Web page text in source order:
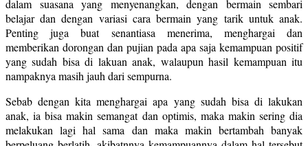
dalam suasana yang menyenangkan, dengan bermain sembari
belajar dan dengan variasi cara bermain yang tarik untuk anak.
Penting juga buat senantiasa menerima, menghargai dan
memberikan dorongan dan pujian pada apa saja kemampuan positif
yang sudah bisa di lakuan anak, walaupun hasil kemampuan itu
nampaknya masih jauh dari sempurna.
Sebab dengan kita menghargai apa yang sudah bisa di lakukan
anak, ia bisa makin semangat dan optimis, maka makin sering dia
melakukan lagi hal sama dan maka makin bertambah banyak